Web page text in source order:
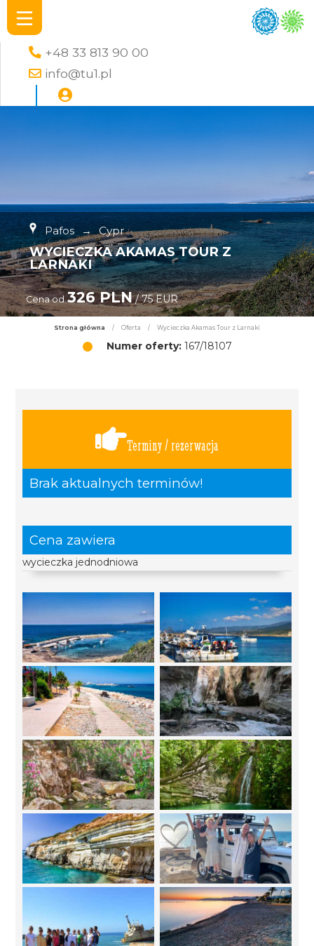
+48 33 813 90 00
info@tu1.pl
Pafos → Cypr
WYCIECZKA AKAMAS TOUR Z
LARNAKI
Cena od 326 PLN/ 75 EUR
Strona główna / Oferta / Wycieczka Akamas Tour z Larnaki
Numer oferty:167/18107
Terminy / rezerwacja
Brak aktualnych terminów!
Cena zawiera
wycieczka jednodniowa